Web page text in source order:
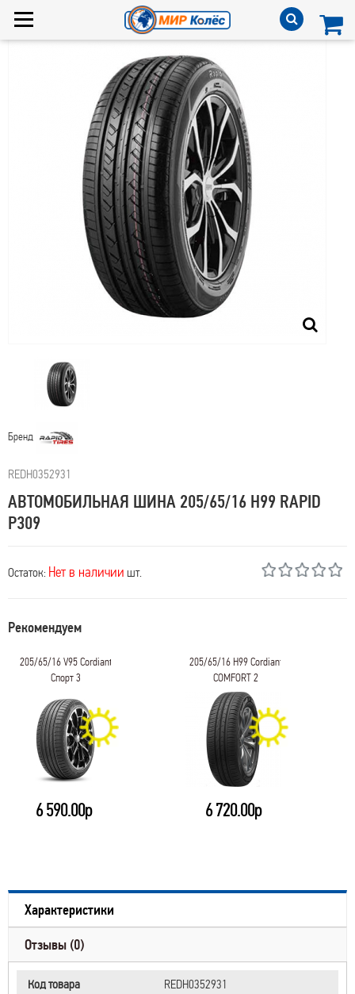
Бренд
REDН0352931
АВТОМОБИЛЬНАЯ ШИНА 205/65/16 H99 RAPID
P309
Остаток: Нет в наличии шт.
Рекомендуем
205/65/16 V95 Cordiant
Спорт 3
6 590.00р
205/65/16 H99 Cordiant
COMFORT 2
6 720.00р
Характеристики
Отзывы (0)
Код товара
REDН0352931